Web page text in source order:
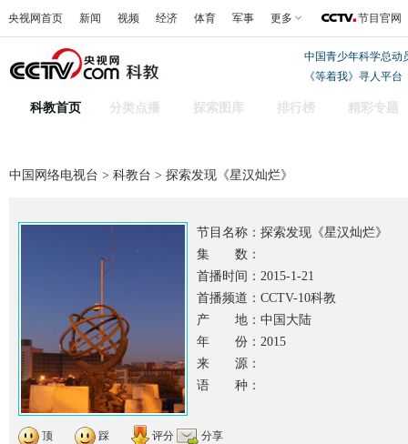
央视网首页 新闻 视频 经济 体育 军事 更多 节目官网
中国青少年科学总动
《等着我》寻人平台
科教首页 分类点播 探索图库 排行榜 精彩专题
中国网络电视台 > 科教台 > 探索发现《星汉灿烂》
节目名称： 探索发现《星汉灿烂》
集 数：
首播时间：2015-1-21
首播频道：CCTV-10科教
产 地：中国大陆
年 份：2015
来 源：
语 种：
顶 踩 评分 分享